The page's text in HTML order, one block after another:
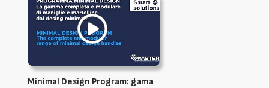
Minimal Design Program: gama